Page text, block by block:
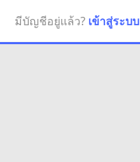
มีบัญชีอยู่แล้ว? เข้าสู่ระบบ